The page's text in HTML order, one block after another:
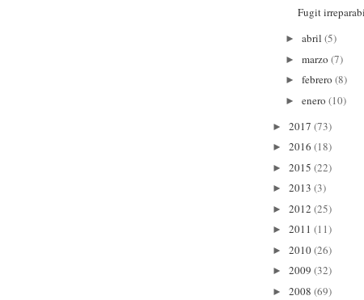
Fugit
► abril (5)
► marzo (7)
► febrero (8)
► enero (10)
► 2017 (73)
► 2016 (18)
► 2015 (22)
► 2013 (3)
► 2012 (25)
► 2011 (11)
► 2010(26)
► 2009 (32)
► 2008 (69)